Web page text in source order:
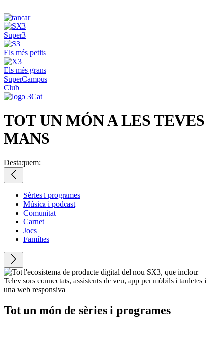
Super3
Els més petits
Els més grans
SuperCampus
Club
TOT UN MÓNA LES TEVES
MANS
Destaquem:
Sèries i programes
Música i podcast
Comunitat
Carnet
Jocs
Famílies
Tot un món de sèries i programes